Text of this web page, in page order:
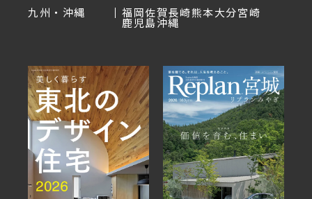
九州・沖縄
福岡佐賀長崎熊本大分宮崎
鹿児島沖縄